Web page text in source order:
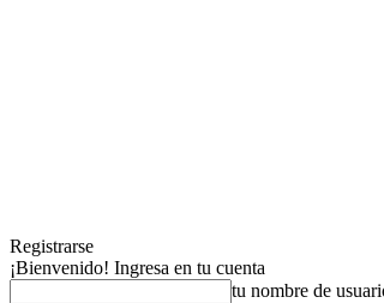
Registrarse
¡Bienvenido! Ingresa en tu cuenta
tu nombre de